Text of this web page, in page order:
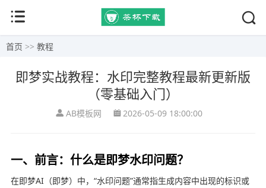
首页 >> 教程
即梦实战教程：水印完整教程最新更新版
（零基础入门）
AB模板网 2026-05-09 18:00:00
一、前言：什么是即梦水印问题？
在即梦AI（即梦）中，“水印问题”通常指生成内容中出现的标识或